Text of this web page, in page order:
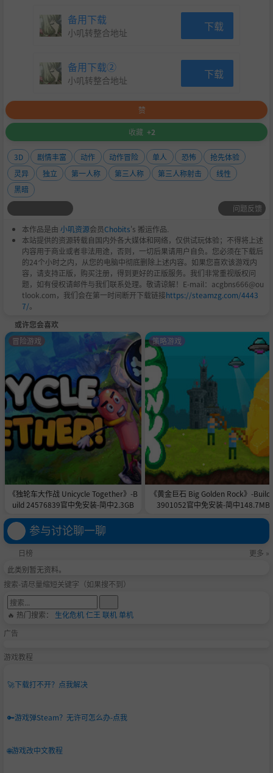
在这两种模式中，您都可以以第一人称或第三人称进行游
戏。
备用下载
小叽转整合地址 下载
备用下载②
小叽转整合地址 下载
赞
收藏 +2
3D 剧情丰富 动作 动作冒险 单人 恐怖
抢先体验
灵异
独立 第一人称 第三人称 第三人称射击
线性
黑暗
问题反馈
本作品是由 小叽资源会员Chobits's 搬运作品.
本站提供的资源转载自国内外各大媒体和网络，仅供试玩体验；不得将上述
内容用于商业或者非法用途，否则，一切后果请用户自负。您必须在下载后
的24个小时之内，从您的电脑中彻底删除上述内容。如果您喜欢该游戏内
容，请支持正版，购买注册，得到更好的正版服务。我们非常重视版权问
题，如有侵权请邮件与我们联系处理。敬请谅解！E-mail：acgbns666@ou
tlook.com，我们会在第一时间断开下载链接https://steamzg.com/4443
7/。
或许您会喜欢
《独轮车大作战 Unicycle Together》-B
uild 24576839官中免安装-简中2.3GB
冒险游戏
《黄金巨石 Big Golden Rock》-Build
3901052官中免安装-简中148.7MB
策略游戏
参与讨论聊一聊
日榜
更多 »
此类别暂无资料。
搜索-请尽量缩短关键字（如果搜不到）
🔥 热门搜索： 生化危机仁王 联机单机
广告
游戏教程
🚀下载打不开？点我解决
🔑游戏弹Steam？无许可怎么办-点我
🌐游戏改中文教程